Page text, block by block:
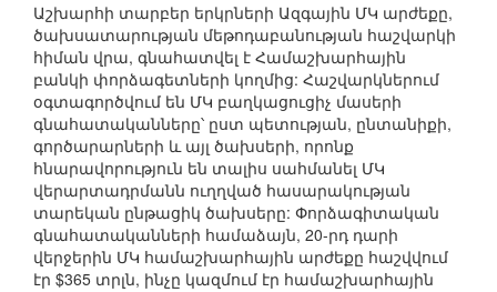
Աշխարհի տարբեր երկրների Ազգային ՄԿ արժեքը,
ծախսատարության մեթոդաբանության հաշվարկի
հիման վրա, գնահատվել է Համաշխարհային
բանկի փորձագետների կողմից: Հաշվարկներում
օգտագործվում են ՄԿ բաղկացուցիչ մասերի
գնահատականները՝ ըստ պետության, ընտանիքի,
գործարարների և այլ ծախսերի, որոնք
հնարավորություն են տալիս սահմանել ՄԿ
վերարտադրմանն ուղղված հասարակության
տարեկան ընթացիկ ծախսերը: Փորձագիտական
գնահատականների համաձայն, 20-րդ դարի
վերջերին ՄԿ համաշխարհային արժեքը հաշվվում
էր $365 տրլն, ինչը կազմում էր համաշխարհային